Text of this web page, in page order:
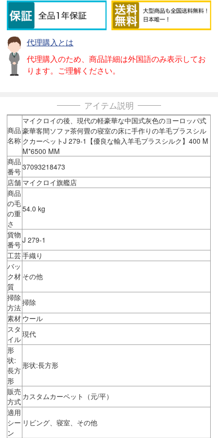
代理購入とは
代理購入のため、商品詳細は外国語のみ表示してお
ります。ご理解ください。
アイテム説明
商品
名称
マイクロイの後、現代の軽豪華な中国式灰色のヨーロッパ式
豪華客間ソファ茶何畳の寝室の床に手作りの羊毛プラスシル
クカーペットJ 279-1【優良な輸入羊毛プラスシルク】400 M
M*6500 MM
商品
番号37093218473
店舗 マイクロイ旗艦店
商品
の毛
の重
さ
54.0 kg
貨物
番号J 279-1
工芸手織り
バッ
ク材
質
その他
掃除
方法
掃除
素材 ウール
スタ
イル
現代
形
状:
長方
形
形状:長方形
販売
方式
カスタムカーペット（元/平）
適用
シー
ン
リビング、寝室、その他